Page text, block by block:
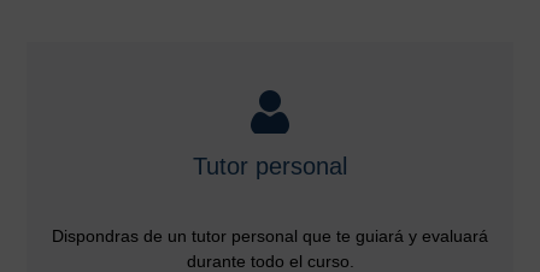
Tutor personal
Dispondras de un tutor personal que te guiará y evaluará
durante todo el curso.